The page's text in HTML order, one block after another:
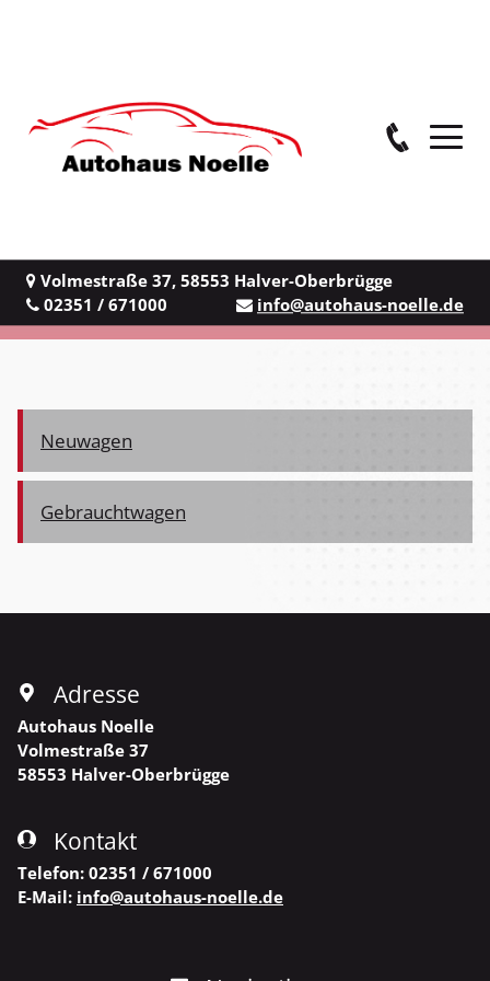
Volmestraße 37, 58553 Halver-Oberbrügge
02351 / 671000 info@autohaus-noelle.de
Neuwagen
Gebrauchtwagen
Adresse
Autohaus Noelle
Volmestraße 37
58553 Halver-Oberbrügge
Kontakt
Telefon: 02351 / 671000
E-Mail: info@autohaus-noelle.de